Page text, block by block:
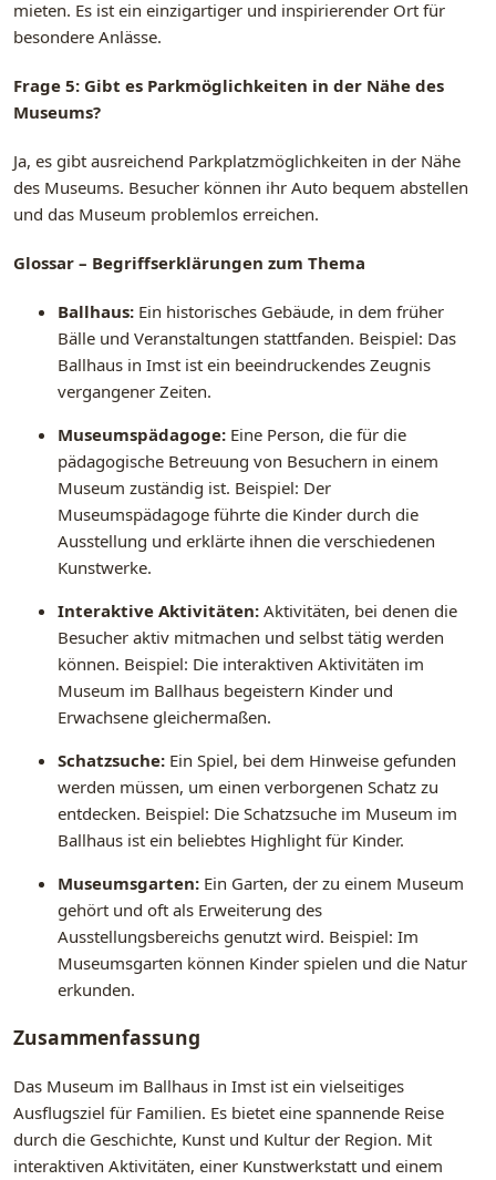
mieten. Es ist ein einzigartiger und inspirierender Ort für
besondere Anlässe.
Frage 5: Gibt es Parkmöglichkeiten in der Nähe des
Museums?
Ja, es gibt ausreichend Parkplatzmöglichkeiten in der Nähe
des Museums. Besucher können ihr Auto bequem abstellen
und das Museum problemlos erreichen.
Glossar – Begriffserklärungen zum Thema
Ballhaus: Ein historisches Gebäude, in dem früher
Bälle und Veranstaltungen stattfanden. Beispiel: Das
Ballhaus in Imst ist ein beeindruckendes Zeugnis
vergangener Zeiten.
Museumspädagoge: Eine Person, die für die
pädagogische Betreuung von Besuchern in einem
Museum zuständig ist. Beispiel: Der
Museumspädagoge führte die Kinder durch die
Ausstellung und erklärte ihnen die verschiedenen
Kunstwerke.
Interaktive Aktivitäten: Aktivitäten, bei denen die
Besucher aktiv mitmachen und selbst tätig werden
können. Beispiel: Die interaktiven Aktivitäten im
Museum im Ballhaus begeistern Kinder und
Erwachsene gleichermaßen.
Schatzsuche: Ein Spiel, bei dem Hinweise gefunden
werden müssen, um einen verborgenen Schatz zu
entdecken. Beispiel: Die Schatzsuche im Museum im
Ballhaus ist ein beliebtes Highlight für Kinder.
Museumsgarten: Ein Garten, der zu einem Museum
gehört und oft als Erweiterung des
Ausstellungsbereichs genutzt wird. Beispiel: Im
Museumsgarten können Kinder spielen und die Natur
erkunden.
Zusammenfassung
Das Museum im Ballhaus in Imst ist ein vielseitiges
Ausflugsziel für Familien. Es bietet eine spannende Reise
durch die Geschichte, Kunst und Kultur der Region. Mit
interaktiven Aktivitäten, einer Kunstwerkstatt und einem